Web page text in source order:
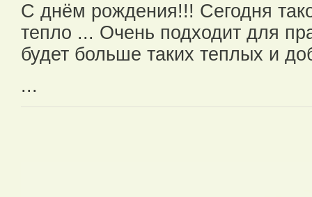
С днём рождения!!! Сегодня
тепло ... Очень подходит для
будет больше таких теплых и
...